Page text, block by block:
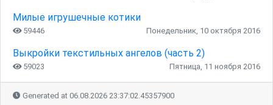
Милые игрушечные котики
59446 Понедельник, 10 октября 2016
Выкройки текстильных ангелов (часть 2)
59023 Пятница, 11 ноября 2016
Generated at 06.08.2026 23:37:02.45357900